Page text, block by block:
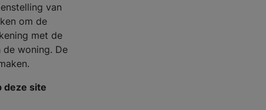
van
om de
met de
de woning. De
deze site